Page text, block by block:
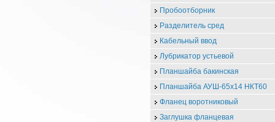
Пробоотборник
Разделитель сред
Кабельный ввод
Лубрикатор устьевой
Планшайба бакинская
Планшайба АУШ-65х14 НКТ60
Фланец воротниковый
Заглушка фланцевая